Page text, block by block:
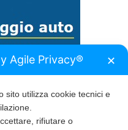
Agile Privacy® ✕
sito utilizza cookie tecnici e
rifiutare o